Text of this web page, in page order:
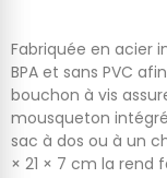
Fabriquée en acier
BPA et sans PVC
bouchon à vis
mousqueton
sac à dos ou à un
× 21 × 7 cm la rend